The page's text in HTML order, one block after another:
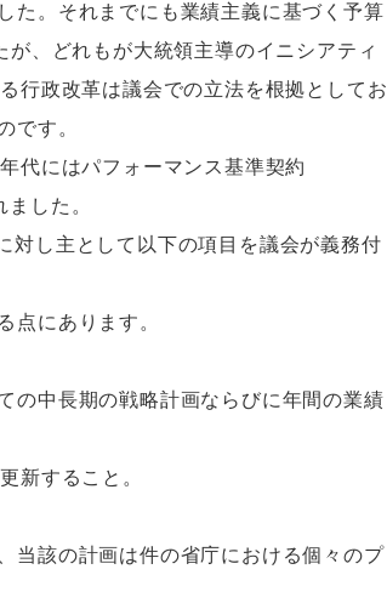
た。それまでにも業績主義に基づく予算
、どれもが大統領主導のイニシアティ
行政改革は議会での立法を根拠としてお
です。
代にはパフォーマンス基準契約
した。
し主として以下の項目を議会が義務付
点にあります。
の中長期の戦略計画ならびに年間の業績
新すること。
当該の計画は件の省庁における個々のプ